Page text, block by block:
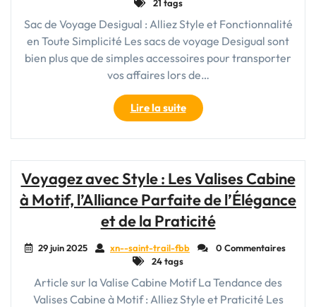
21 tags
Sac de Voyage Desigual : Alliez Style et Fonctionnalité
en Toute Simplicité Les sacs de voyage Desigual sont
bien plus que de simples accessoires pour transporter
vos affaires lors de…
Lire la suite"Découvrez
l’Élégance
Colorée
de
Voyage
Desigual"
Voyagez avec Style : Les Valises Cabine
à Motif, l’Alliance Parfaite de l’Élégance
et de la Praticité
29 juin 2025 xn--saint-trail-fbb
0 Commentaires
24 tags
Article sur la Valise Cabine Motif La Tendance des
Valises Cabine à Motif : Alliez Style et Praticité Les